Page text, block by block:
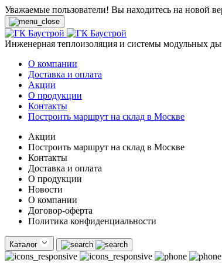
Уважаемые пользователи! Вы находитесь на новой
Инженерная теплоизоляция и системы модульных
О компании
Доставка и оплата
Акции
О продукции
Контакты
Построить маршрут на склад в Москве
Акции
Построить маршрут на склад в Москве
Контакты
Доставка и оплата
О продукции
Новости
О компании
Договор-оферта
Политика конфиденциальности
Каталог